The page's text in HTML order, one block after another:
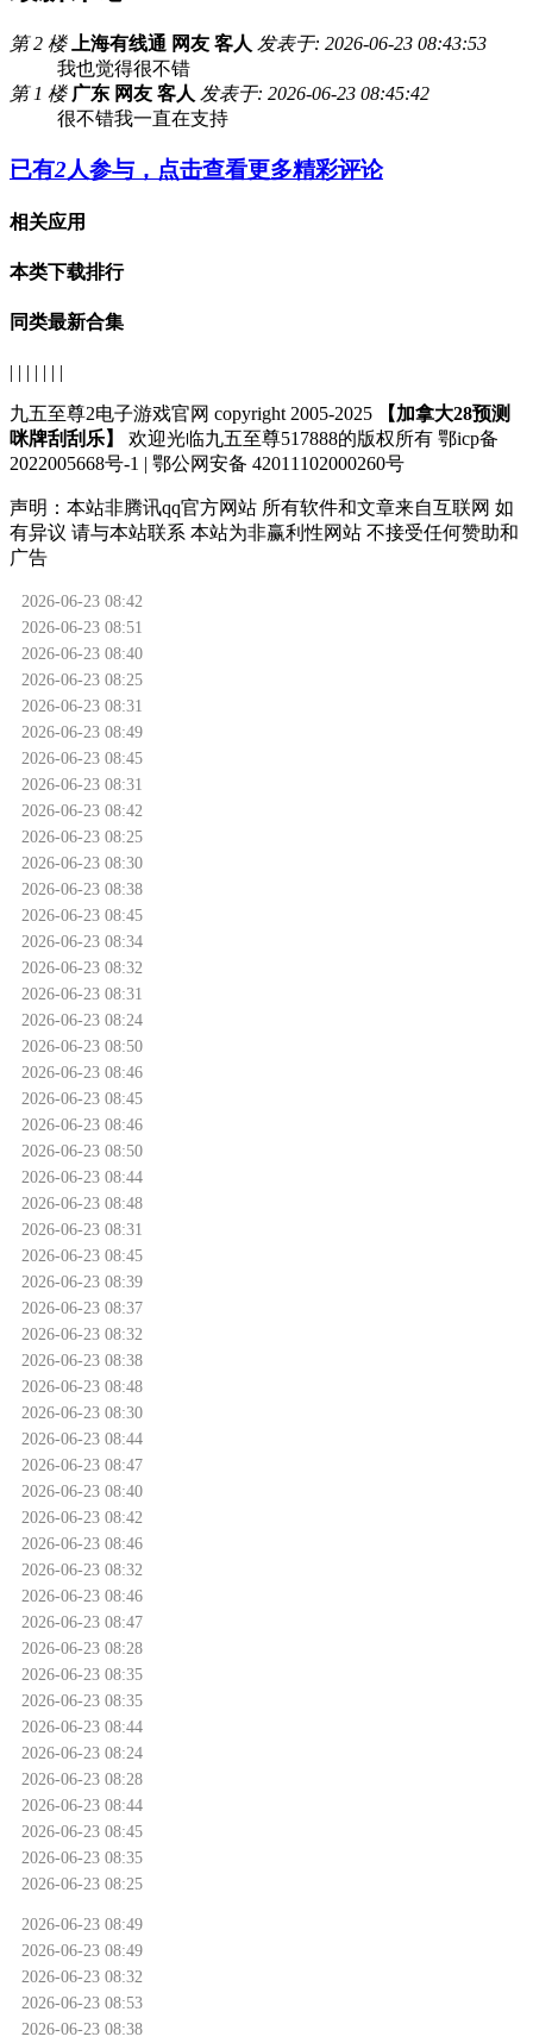
第 2 楼 上海有线通 网友 客人 发表于: 2026-06-23 08:43:53
我也觉得很不错
第 1 楼 广东 网友 客人 发表于: 2026-06-23 08:45:42
很不错我一直在支持
已有2人参与，点击查看更多精彩评论
相关应用
本类下载排行
同类最新合集
| | | | | | |
九五至尊2电子游戏官网 copyright 2005-2025
【加拿大28预测
咪牌刮刮乐】
欢迎光临九五至尊517888的版权所有 鄂icp备
2022005668号-1 | 鄂公网安备 42011102000260号
声明： 本站非腾讯qq官方网站 所有软件和文章来自互联网 如
有异议 请与本站联系 本站为非赢利性网站 不接受任何赞助和
广告
2026-06-23 08:42
2026-06-23 08:51
2026-06-23 08:40
2026-06-23 08:25
2026-06-23 08:31
2026-06-23 08:49
2026-06-23 08:45
2026-06-23 08:31
2026-06-23 08:42
2026-06-23 08:25
2026-06-23 08:30
2026-06-23 08:38
2026-06-23 08:45
2026-06-23 08:34
2026-06-23 08:32
2026-06-23 08:31
2026-06-23 08:24
2026-06-23 08:50
2026-06-23 08:46
2026-06-23 08:45
2026-06-23 08:46
2026-06-23 08:50
2026-06-23 08:44
2026-06-23 08:48
2026-06-23 08:31
2026-06-23 08:45
2026-06-23 08:39
2026-06-23 08:37
2026-06-23 08:32
2026-06-23 08:38
2026-06-23 08:48
2026-06-23 08:30
2026-06-23 08:44
2026-06-23 08:47
2026-06-23 08:40
2026-06-23 08:42
2026-06-23 08:46
2026-06-23 08:32
2026-06-23 08:46
2026-06-23 08:47
2026-06-23 08:28
2026-06-23 08:35
2026-06-23 08:35
2026-06-23 08:44
2026-06-23 08:24
2026-06-23 08:28
2026-06-23 08:44
2026-06-23 08:45
2026-06-23 08:35
2026-06-23 08:25
2026-06-23 08:49
2026-06-23 08:49
2026-06-23 08:32
2026-06-23 08:53
2026-06-23 08:38